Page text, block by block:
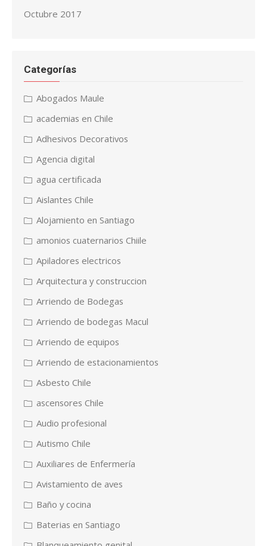
Octubre 2017
Categorías
Abogados Maule
academias en Chile
Adhesivos Decorativos
Agencia digital
agua certificada
Aislantes Chile
Alojamiento en Santiago
amonios cuaternarios Chiile
Apiladores electricos
Arquitectura y construccion
Arriendo de Bodegas
Arriendo de bodegas Macul
Arriendo de equipos
Arriendo de estacionamientos
Asbesto Chile
ascensores Chile
Audio profesional
Autismo Chile
Auxiliares de Enfermería
Avistamiento de aves
Baño y cocina
Baterias en Santiago